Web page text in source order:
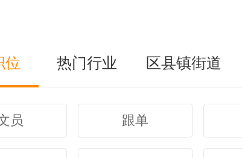
位 热门行业 区县镇街道
员 跟单